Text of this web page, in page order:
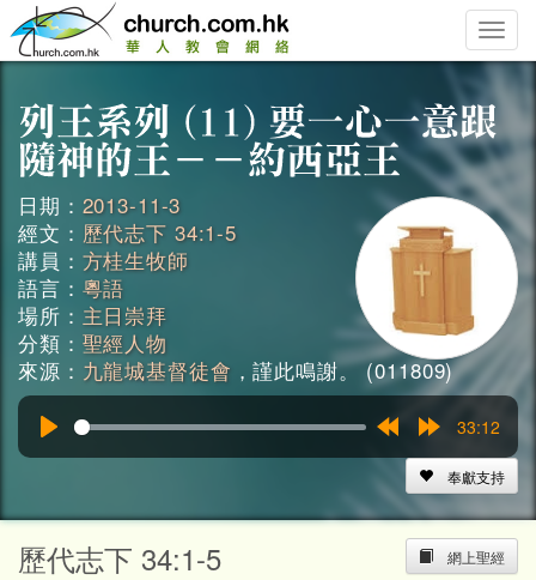
Toggle
日期： 2013-11-3
經文： 歷代志下 34:1-5
講員： 方桂生牧師
語言： 粵語
場所： 主日崇拜
分類： 聖經人物
來源： 九龍城基督徒會 ，謹此鳴謝。 (011809)
15s
33:12
奉獻支持
網上聖經
歷代志下 34:1-5